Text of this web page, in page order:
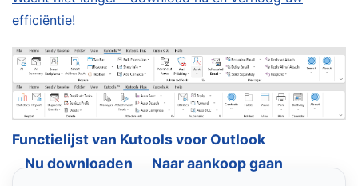
efficiëntie!
Functielijst van Kutools voor Outlook
Nu downloaden
Naar aankoop gaan